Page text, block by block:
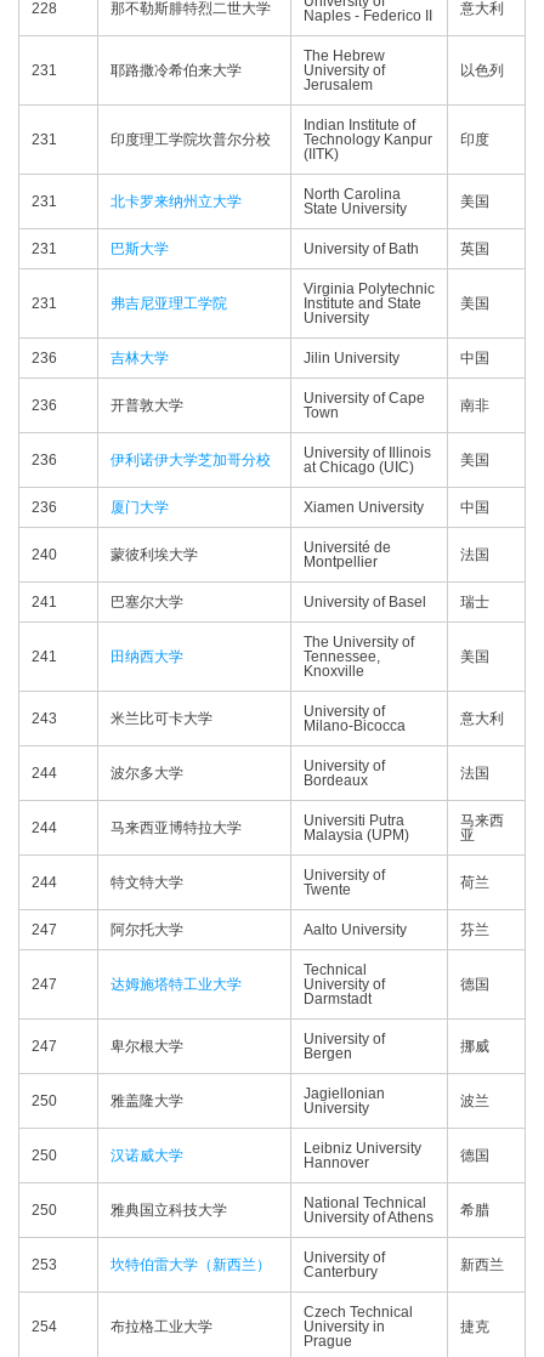
228 那不勒斯腓特烈二世大学
Naples - Federico II
意大利
231 耶路撒冷希伯来大学
The Hebrew
University of
Jerusalem
以色列
231 印度理工学院坎普尔分校
Indian Institute of
Technology Kanpur
(IITK)
印度
231 北卡罗来纳州立大学
North Carolina
State University
美国
231 巴斯大学 University of Bath 英国
231 弗吉尼亚理工学院
Virginia Polytechnic
Institute and State
University
美国
236 吉林大学 Jilin University 中国
236 开普敦大学
University of Cape
Town
南非
236 伊利诺伊大学芝加哥分校
University of Illinois
at Chicago (UIC)
美国
236 厦门大学 Xiamen University 中国
240 蒙彼利埃大学
Université de
Montpellier
法国
241 巴塞尔大学 University of Basel 瑞士
241 田纳西大学
The University of
Tennessee,
Knoxville
美国
243 米兰比可卡大学
University of
Milano-Bicocca
意大利
244 波尔多大学
University of
Bordeaux
法国
244 马来西亚博特拉大学
Universiti Putra
Malaysia (UPM)
马来西
亚
244 特文特大学
University of
Twente
荷兰
247 阿尔托大学 Aalto University 芬兰
247 达姆施塔特工业大学
Technical
University of
Darmstadt
德国
247 卑尔根大学
University of
Bergen
挪威
250 雅盖隆大学
Jagiellonian
University
波兰
250 汉诺威大学
Leibniz University
Hannover
德国
250 雅典国立科技大学
National Technical
University of Athens
希腊
253 坎特伯雷大学（新西兰）
University of
Canterbury
新西兰
254 布拉格工业大学
Czech Technical
University in
Prague
捷克